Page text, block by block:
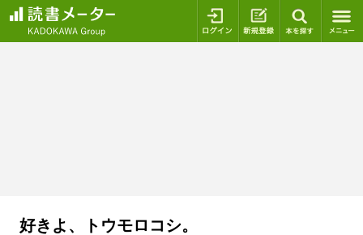
ログイン 新規登録
好きよ、トウモロコシ。